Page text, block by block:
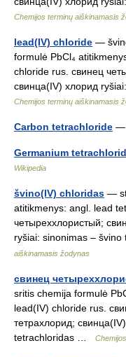
Chemijos terminų aiškinamasis
lead(IV) chloride —
formulė PbCl₄
chloride rus. свинец
свинца(IV) хлорид
Chemijos terminų aiškinamasis
Carbon tetrachloride —
Germanium
Wikipedia
švino(IV) chloridas —
atitikmenys: angl. lead
четыреххлористый;
ryšiai: sinonimas –
aiškinamasis žodynas
свинец
sritis chemija formulė
lead(IV) chloride rus.
тетрахлорид;
tetrachloridas …